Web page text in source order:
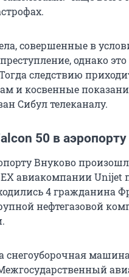
совершенные в
однако
следствию
и косвенные
Сибул телеканалу.
50 в
Внуково
EX авиакомпании Unijet
4 гражданина
нефтегазовой